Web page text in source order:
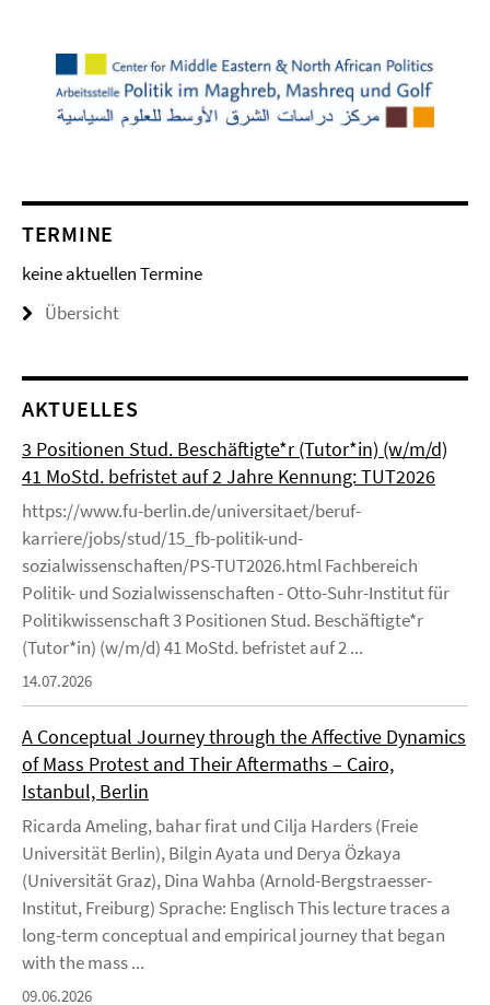
TERMINE
keine aktuellen Termine
Übersicht
AKTUELLES
3 Positionen Stud. Beschäftigte*r (Tutor*in) (w/m/d)
41 MoStd. befristet auf 2 Jahre Kennung: TUT2026
https://www.fu-berlin.de/universitaet/beruf-
karriere/jobs/stud/15_fb-politik-und-
sozialwissenschaften/PS-TUT2026.html Fachbereich
Politik- und Sozialwissenschaften - Otto-Suhr-Institut für
Politikwissenschaft 3 Positionen Stud. Beschäftigte*r
(Tutor*in) (w/m/d) 41 MoStd. befristet auf 2 ...
14.07.2026
A Conceptual Journey through the Affective Dynamics
of Mass Protest and Their Aftermaths – Cairo,
Istanbul, Berlin
Ricarda Ameling, bahar firat und Cilja Harders (Freie
Universität Berlin), Bilgin Ayata und Derya Özkaya
(Universität Graz), Dina Wahba (Arnold-Bergstraesser-
Institut, Freiburg) Sprache: Englisch This lecture traces a
long-term conceptual and empirical journey that began
with the mass ...
09.06.2026